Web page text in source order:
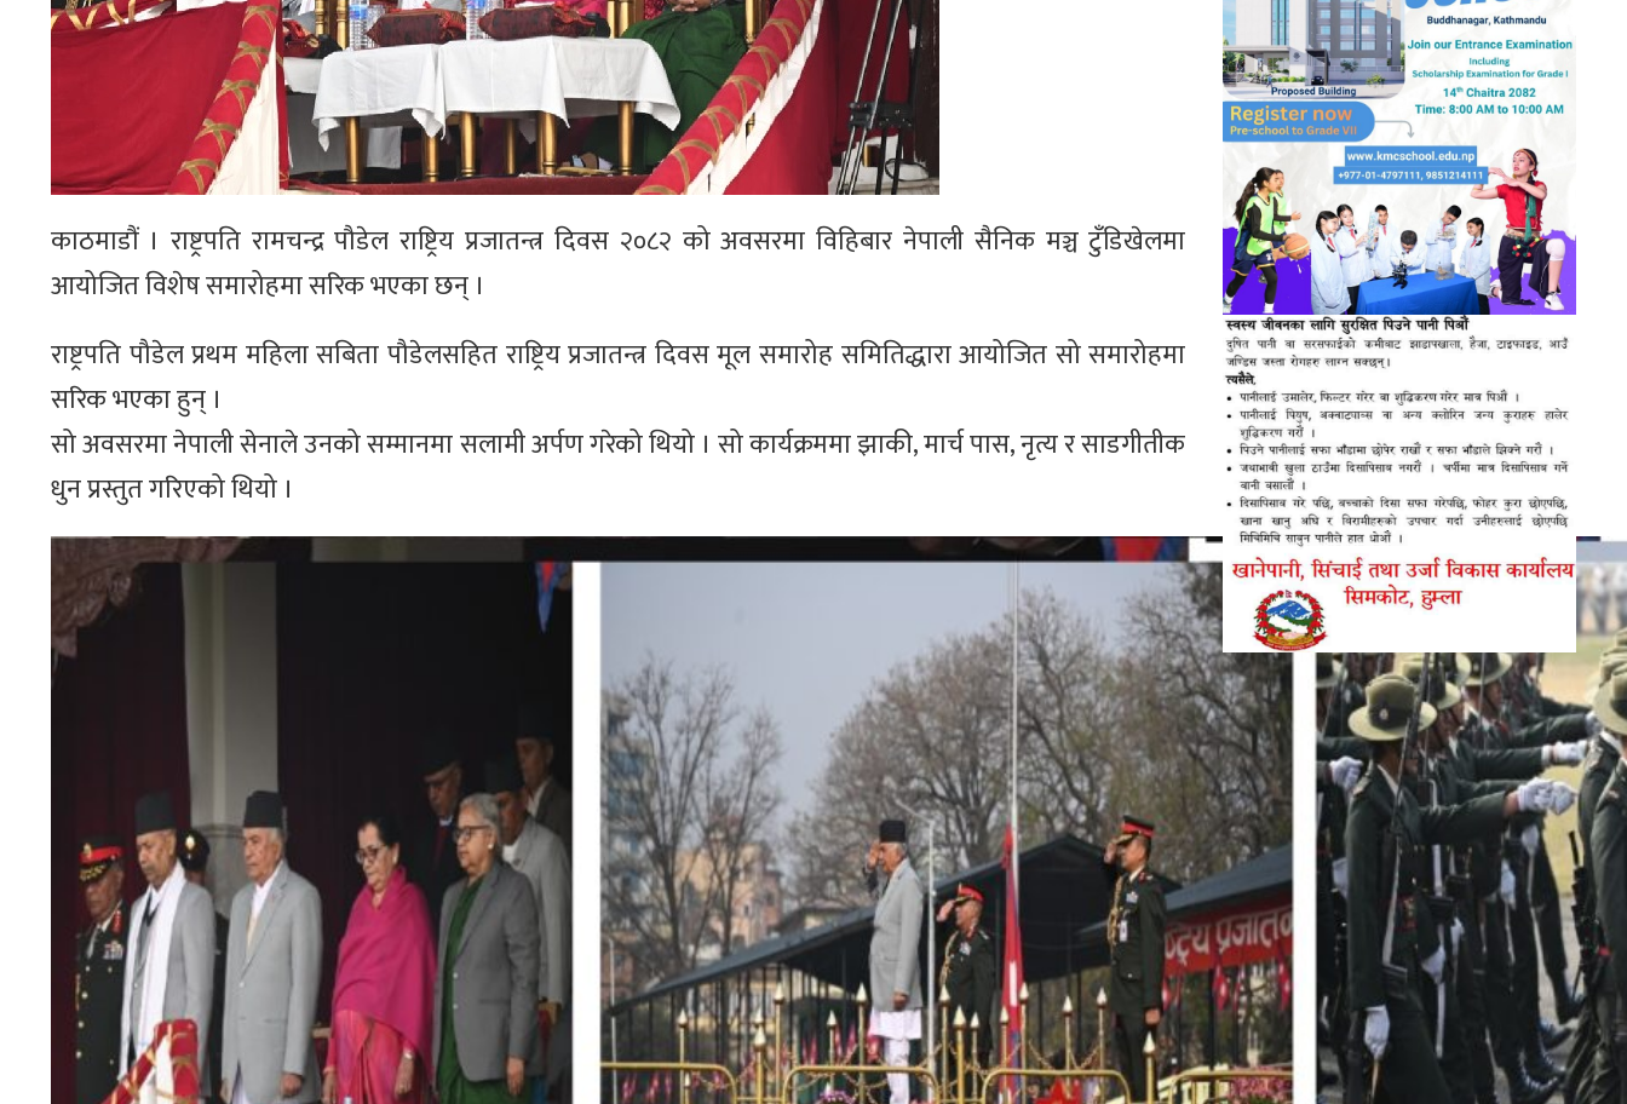
काठमाडौं । राष्ट्रपति रामचन्द्र पौडेल राष्ट्रिय प्रजातन्त्र दिवस २०८२ को अवसरमा विहिबार नेपाली सैनिक मञ्च टुँडिखेलमा
आयोजित विशेष समारोहमा सरिक भएका छन् ।
राष्ट्रपति पौडेल प्रथम महिला सबिता पौडेलसहित राष्ट्रिय प्रजातन्त्र दिवस मूल समारोह समितिद्धारा आयोजित सो समारोहमा
सरिक भएका हुन् ।
सो अवसरमा नेपाली सेनाले उनको सम्मानमा सलामी अर्पण गरेको थियो । सो कार्यक्रममा झाकी, मार्च पास, नृत्य र साडगीतीक
धुन प्रस्तुत गरिएको थियो ।